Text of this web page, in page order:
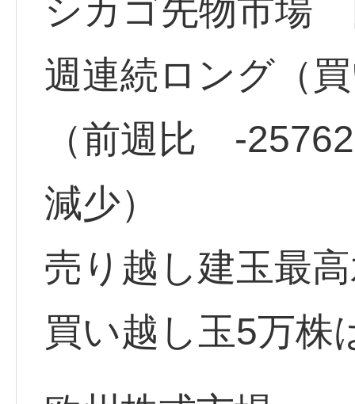
シカゴ先物市
週連続ロング（
（前週比 -
減少）
売り越し建玉最
買い越し玉5万株